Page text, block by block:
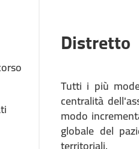
Distretto
Tutti i più
centralità
modo
globale del